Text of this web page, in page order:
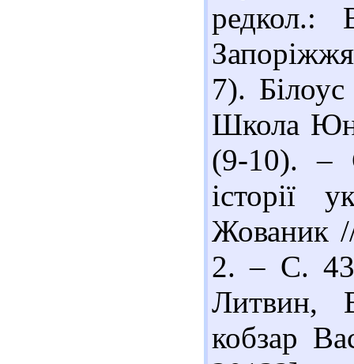
7).
Школа
(9-10). –
історії
Жованик
2. – С.
Литвин,
кобзар